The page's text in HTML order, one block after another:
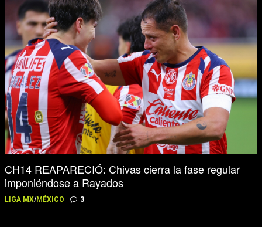
CH14 REAPARECIÓ: Chivas cierra la fase regular
imponiéndose a Rayados
LIGA MX/MÉXICO 3